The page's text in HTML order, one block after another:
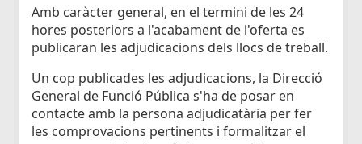
Amb caràcter general, en el termini de les 24
hores posteriors a l'acabament de l'oferta es
publicaran les adjudicacions dels llocs de treball.
Un cop publicades les adjudicacions, la Direcció
General de Funció Pública s'ha de posar en
contacte amb la persona adjudicatària per fer
les comprovacions pertinents i formalitzar el